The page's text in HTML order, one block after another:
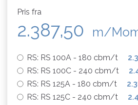
Pris fra
2.387,50 m/
RS: RS 100A - 180 cbm/t
RS: RS 100C - 240 cbm/t
RS: RS 125A - 180 cbm/t
RS: RS 125C - 240 cbm/t